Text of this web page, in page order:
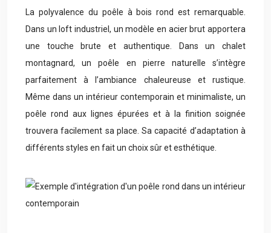
La polyvalence du poêle à bois rond est remarquable.
Dans un loft industriel, un modèle en acier brut apportera
une touche brute et authentique. Dans un chalet
montagnard, un poêle en pierre naturelle s’intègre
parfaitement à l’ambiance chaleureuse et rustique.
Même dans un intérieur contemporain et minimaliste, un
poêle rond aux lignes épurées et à la finition soignée
trouvera facilement sa place. Sa capacité d’adaptation à
différents styles en fait un choix sûr et esthétique.